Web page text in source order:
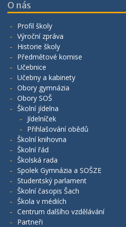
O nás
Profil školy
Výroční zpráva
Historie školy
Předmětové komise
Učebnice
Učebny a kabinety
Obory gymnázia
Obory SOŠ
Školní jídelna
Jídelníček
Přihlašování obědů
Školní knihovna
Školní řád
Školská rada
Spolek Gymnázia a SOŠZE
Studentský parlament
Školní časopis Šach
Škola v médiích
Centrum dalšího vzdělávání
Partneři